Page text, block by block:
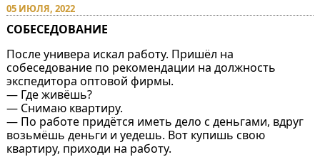
05 ИЮЛЯ, 2022
СОБЕСЕДОВАНИЕ
После универа искал работу. Пришёл на
собеседование по рекомендации на должность
экспедитора оптовой фирмы.
— Где живёшь?
— Снимаю квартиру.
— По работе придётся иметь дело с деньгами, вдруг
возьмёшь деньги и уедешь. Вот купишь свою
квартиру, приходи на работу.